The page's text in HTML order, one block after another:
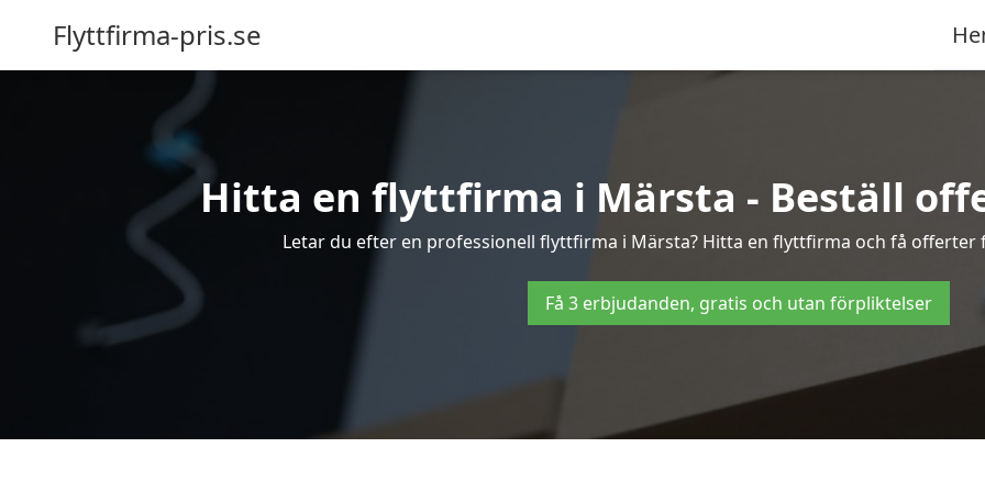
Flyttfirma-pris.se
Hitta en flyttfirma i Märsta - Beställ
Letar du efter en professionell flyttfirma i Märsta? Hitta en flyttfirma och få
Få 3 erbjudanden, gratis och utan förpliktelser